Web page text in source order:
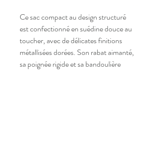
Ce sac compact au design structuré
est confectionné en suédine douce au
toucher, avec de délicates finitions
métallisées dorées. Son rabat aimanté,
sa poignée rigide et sa bandoulière